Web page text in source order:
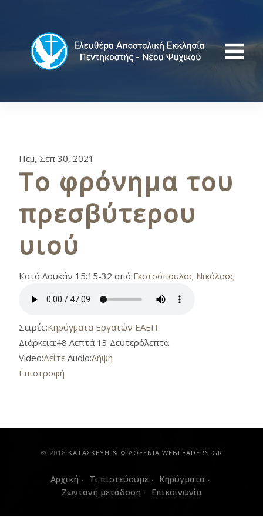
Πεμ, Σεπ 30, 2021
Το φρόνημα του
πρεσβύτερου
υιού
Κατά Λουκάν 15:15-32 από Γκοτσόπουλος Νικόλαος
Σειρές:Κηρύγματα Εργατών ΕΑΕΠ
Διάρκεια:48 Λεπτά 13 Δευτερόλεπτα
Video:Δείτε Audio:Λήψη
Επιστροφή
Αρχική Τι πιστεύουμε
Κηρύγματα
Ζωντανή μετάδοση
Επικοινωνία
© 2018 ΚAΤΑΣΚΕΥΗ & ΦΙΛΟΞΕΝΙΑ WEBLEADERS.GR